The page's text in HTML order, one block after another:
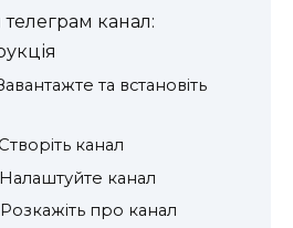
канал:
та встановіть
канал
канал
про канал